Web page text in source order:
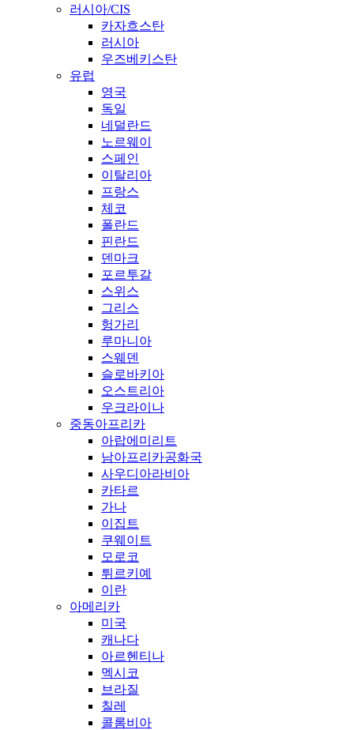
러시아/CIS
카자흐스탄
러시아
우즈베키스탄
유럽
영국
독일
네덜란드
노르웨이
스페인
이탈리아
프랑스
체코
폴란드
핀란드
덴마크
포르투갈
스위스
그리스
헝가리
루마니아
스웨덴
슬로바키아
오스트리아
우크라이나
중동아프리카
아랍에미리트
남아프리카공화국
사우디아라비아
카타르
가나
이집트
쿠웨이트
모로코
튀르키예
이란
아메리카
미국
캐나다
아르헨티나
멕시코
브라질
칠레
콜롬비아